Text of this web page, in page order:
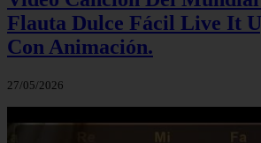
Flauta Dulce Fácil Live It
Con Animación.
27/05/2026